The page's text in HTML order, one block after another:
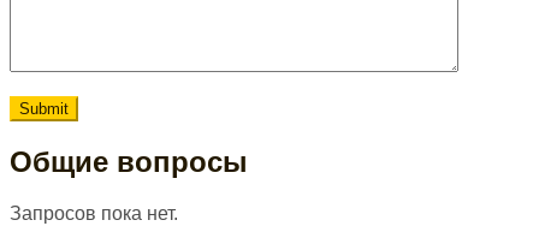
Общие вопросы
Запросов пока нет.